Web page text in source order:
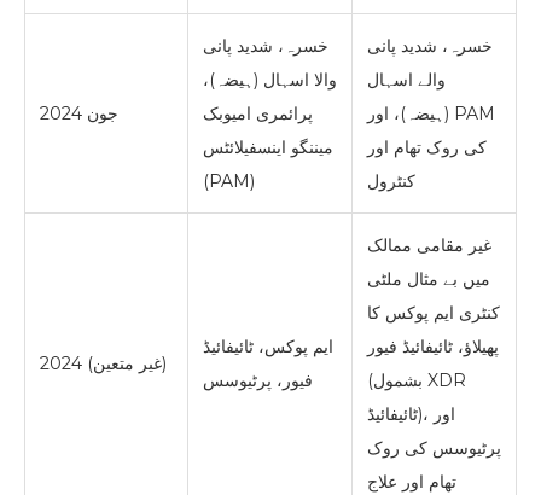
جون 2024
خسرہ، شدید پانی
والا اسہال (ہیضہ)،
پرائمری امیوبک
میننگو اینسفیلائٹس
(PAM)
خسرہ، شدید پانی
والے اسہال
(ہیضہ)، اور PAM
کی روک تھام اور
کنٹرول
2024 (غیر متعین)
ایم پوکس، ٹائیفائیڈ
فیور، پرٹیوسس
غیر مقامی ممالک
میں بے مثال ملٹی
کنٹری ایم پوکس کا
پھیلاؤ، ٹائیفائیڈ فیور
(بشمول XDR
ٹائیفائیڈ)، اور
پرٹیوسس کی روک
تھام اور علاج